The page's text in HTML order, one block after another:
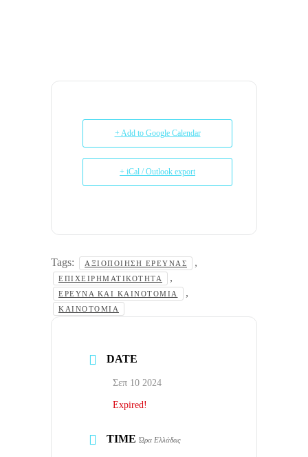
+ Add to Google Calendar
+ iCal / Outlook export
Tags: ΑΞΙΟΠΟΊΗΣΗ ΈΡΕΥΝΑΣ ,
ΕΠΙΧΕΙΡΗΜΑΤΙΚΌΤΗΤΑ ,
ΈΡΕΥΝΑ ΚΑΙ ΚΑΙΝΟΤΟΜΊΑ ,
ΚΑΙΝΟΤΟΜΊΑ
DATE
Σεπ 10 2024
Expired!
TIME Ώρα Ελλάδας